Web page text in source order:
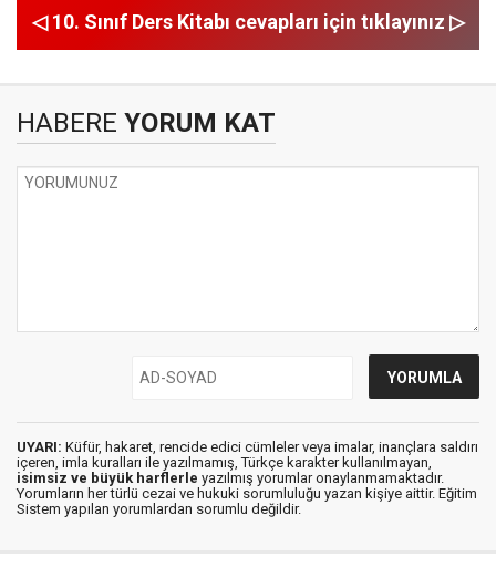
◁ 10. Sınıf Ders Kitabı cevapları için tıklayınız ▷
HABERE YORUM KAT
UYARI: Küfür, hakaret, rencide edici cümleler veya imalar, inançlara saldırı
içeren, imla kuralları ile yazılmamış, Türkçe karakter kullanılmayan,
isimsiz ve büyük harflerle yazılmış yorumlar onaylanmamaktadır.
Yorumların her türlü cezai ve hukuki sorumluluğu yazan kişiye aittir. Eğitim
Sistem yapılan yorumlardan sorumlu değildir.